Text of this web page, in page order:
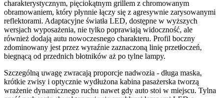
charakterystycznym, pięciokątnym grillem z chromowanym
obramowaniem, który płynnie łączy się z agresywnie zarysowanymi
reflektorami. Adaptacyjne światła LED, dostępne w wyższych
wersjach wyposażenia, nie tylko poprawiają widoczność, ale
również dodają autu nowoczesnego charakteru. Profil boczny
zdominowany jest przez wyraźnie zaznaczoną linię przetłoczeń,
biegnącą od przednich błotników aż po tylne lampy.
Szczególną uwagę zwracają proporcje nadwozia - długa maska,
krótkie zwisy i optycznie wydłużona kabina pasażerska tworzą
wrażenie dynamicznego ruchu nawet gdy auto stoi w miejscu. Tylna